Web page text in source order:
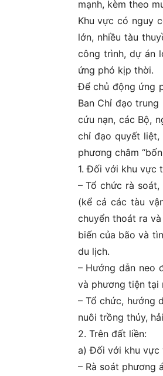
mạnh, kèm theo
Khu vực có nguy
lớn, nhiều tàu
công trình, dự án
ứng phó kịp thời.
Để chủ động ứng
Ban Chỉ đạo
cứu nạn, các Bộ,
chỉ đạo quyết
phương châm
1. Đối với khu vực
– Tổ chức rà
(kể cả các tàu
chuyển thoát ra
biến của bão và
du lịch.
– Hướng dẫn neo
và phương tiện tại
– Tổ chức, hướng
nuôi trồng thủy,
2. Trên đất liền:
a) Đối với khu vực
– Rà soát phương